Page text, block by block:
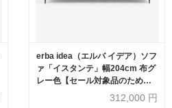
erba idea（エルバ イデア）ソフ
ァ「イスタンテ」幅204cm 布グ
レー色【セール対象品のため
312,000 円